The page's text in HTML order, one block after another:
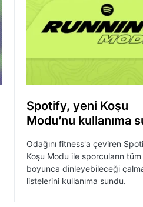
Spotify, yeni Koşu
Modu’nu kullanıma
Odağını fitness'a çeviren
Koşu Modu ile sporcuların
boyunca dinleyebileceği
listelerini kullanıma sundu.